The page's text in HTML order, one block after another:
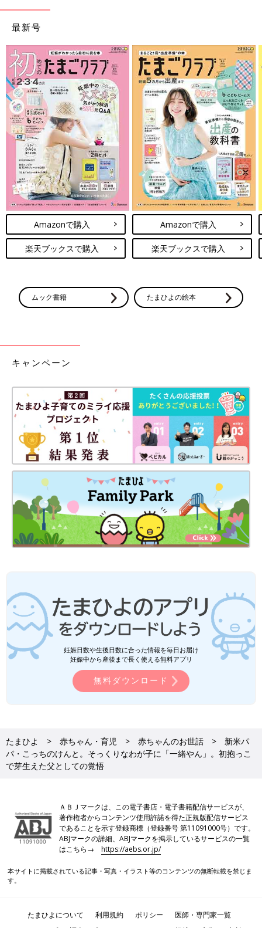
最新号
Amazonで購入
楽天ブックスで購入
Amazonで購入
楽天ブックスで購入
ムック書籍 たまひよの絵本
キャンペーン
妊娠日数や生後日数に合った情報を毎日お届け
妊娠中から産後まで長く使える無料アプリ
無料ダウンロード
たまひよ 赤ちゃん・育児 赤ちゃんのお世話
新米パ
パ・こっちのけんと。そっくりなわが子に「一緒やん」。初抱っこ
で芽生えた父としての覚悟
ＡＢＪマークは、この電子書店・電子書籍配信サービスが、
著作権者からコンテンツ使用許諾を得た正規版配信サービス
であることを示す登録商標（登録番号 第11091000号）です。
ABJマークの詳細、ABJマークを掲示しているサービスの一覧
はこちら→https://aebs.or.jp/
本サイトに掲載されている記事・写真・イラスト等のコンテンツの無断転載を禁じま
す。
たまひよについて 利用規約 ポリシー
医師・専門家一覧